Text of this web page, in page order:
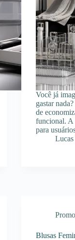
Você já
gastar
de
funcional. A
para
Blusas